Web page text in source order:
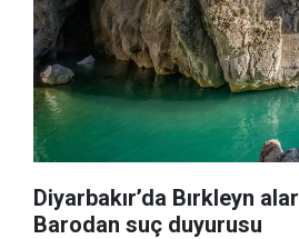
Diyarbakır’da Bırkleyn
Barodan suç duyurusu